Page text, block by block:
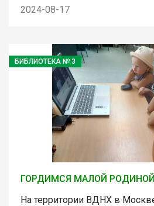
2024-08-17
БИБЛИОТЕКА № 3
ГОРДИМСЯ МАЛОЙ РОДИНОЙ
На территории ВДНХ в